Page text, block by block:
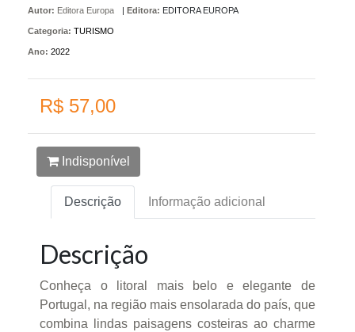
Autor: Editora Europa | Editora: EDITORA EUROPA
Categoria: TURISMO
Ano: 2022
R$ 57,00
Indisponível
Descrição Informação adicional
Descrição
Conheça o litoral mais belo e elegante de
Portugal, na região mais ensolarada do país, que
combina lindas paisagens costeiras ao charme